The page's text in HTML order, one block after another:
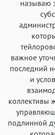
называю
важное
последний
и
коллективы
подлинной